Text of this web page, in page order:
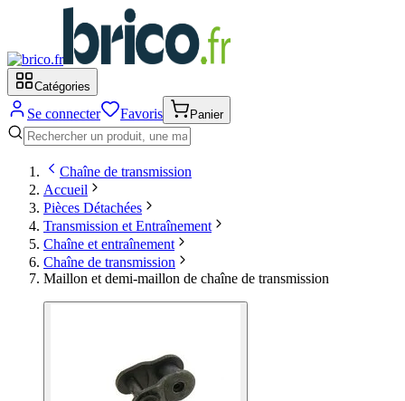
Catégories
Se connecter Favoris Panier
Chaîne de transmission
Accueil
Pièces Détachées
Transmission et Entraînement
Chaîne et entraînement
Chaîne de transmission
Maillon et demi-maillon de chaîne de transmission